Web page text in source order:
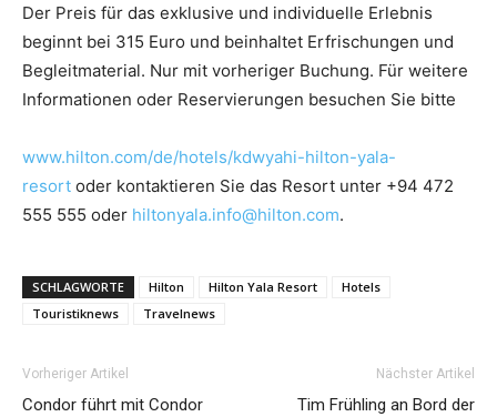
Der Preis für das exklusive und individuelle Erlebnis
beginnt bei 315 Euro und beinhaltet Erfrischungen und
Begleitmaterial. Nur mit vorheriger Buchung. Für weitere
Informationen oder Reservierungen besuchen Sie bitte
www.hilton.com/de/hotels/kdwyahi-hilton-yala-
resort oder kontaktieren Sie das Resort unter +94 472
555 555 oder hiltonyala.info@hilton.com.
SCHLAGWORTE Hilton Hilton Yala Resort
Hotels
Touristiknews
Travelnews
Vorheriger Artikel
Condor führt mit Condor
Nächster Artikel
Tim Frühling an Bord der